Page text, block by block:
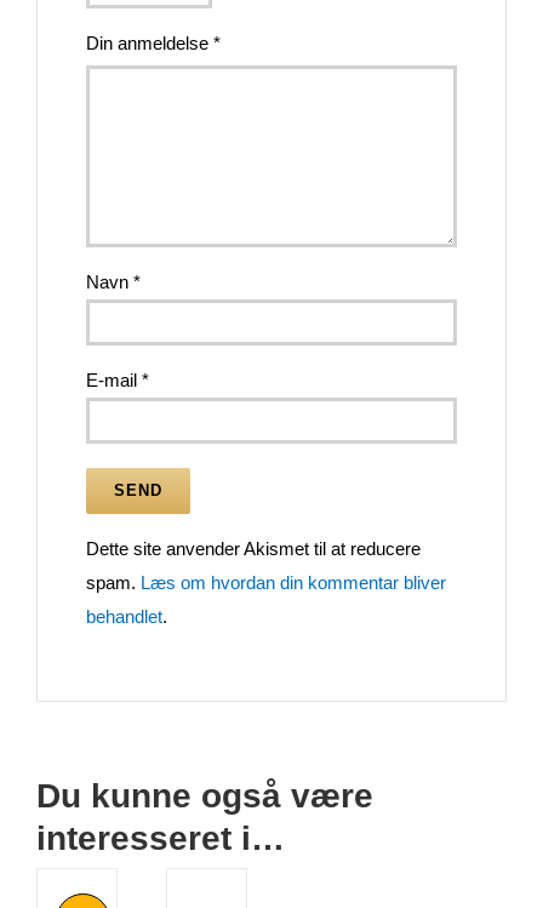
Din anmeldelse *
Navn *
E-mail *
Dette site anvender Akismet til at reducere
spam. Læs om hvordan din kommentar bliver
behandlet.
Du kunne også være
interesseret i…